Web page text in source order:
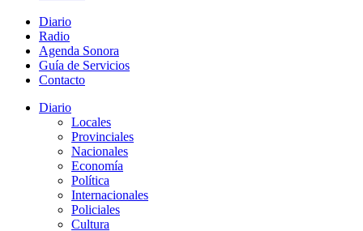
Diario
Radio
Agenda Sonora
Guía de Servicios
Contacto
Diario
Locales
Provinciales
Nacionales
Economía
Política
Internacionales
Policiales
Cultura